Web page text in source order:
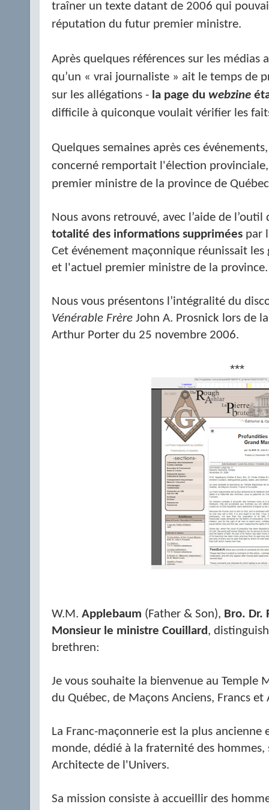
traîner un texte datant de 2006 qui
réputation du futur premier ministre.
Après quelques références sur les médias
qu’un « vrai journaliste » ait le temps de
sur les allégations - la page du webzine
difficile à quiconque voulait vérifier les
Quelques semaines après ces
concerné remportait l'élection
premier ministre de la province de
Nous avons retrouvé, avec l’aide de
totalité des informations supprimées par
Cet événement maçonnique réunissait
et l'actuel premier ministre de la province.
Nous vous présentons l’intégralité du
Vénérable Frère John A. Prosnick lors de
Arthur Porter du 25 novembre 2006.
***
W.M. Applebaum (Father & Son), Bro. Dr.
Monsieur le ministre Couillard,
brethren:
Je vous souhaite la bienvenue au Temple
du Québec, de Maçons Anciens, Francs et
La Franc-maçonnerie est la plus
monde, dédié à la fraternité des
Architecte de l'Univers.
Sa mission consiste à accueillir des